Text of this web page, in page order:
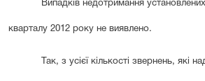
Випадків недотримання
кварталу 2012 року не виявлено.
Так, з усієї кількості звернень,